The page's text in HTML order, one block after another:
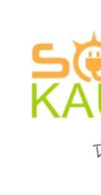
springen